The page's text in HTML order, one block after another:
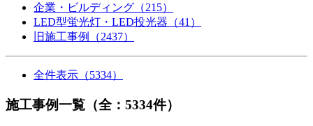
企業・ビルディング（215）
LED型蛍光灯・LED投光器（41）
旧施工事例（2437）
全件表示（5334）
施工事例一覧 （全：5334件）